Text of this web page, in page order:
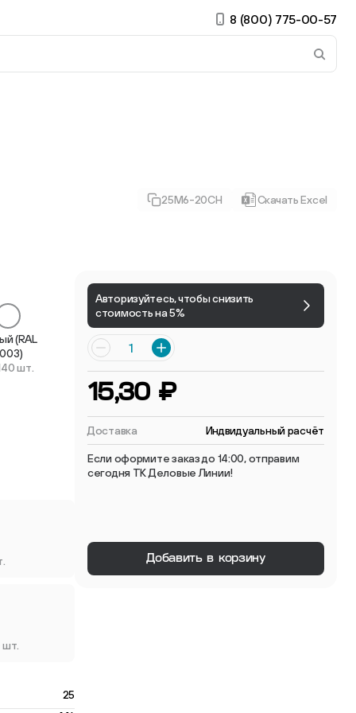
8 (800) 775-00-57
25М6-20СН Скачать Excel
(RAL
шт.
шт.
25
Авторизуйтесь, чтобы снизить
стоимость на 5%
15,30 ₽
Доставка Индвидуальный расчёт
Если оформите заказ до 14:00, отправим
сегодня ТК Деловые Линии!
Добавить в корзину
опоры
Есть учётная запись?